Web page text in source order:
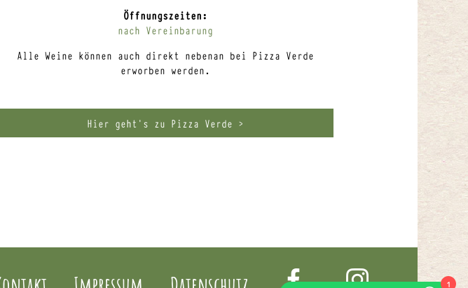
Öffnungszeiten:
nach Vereinbarung
Alle Weine können auch direkt nebenan bei Pizza Verde
erworben werden.
Hier geht’s zu Pizza Verde >
1